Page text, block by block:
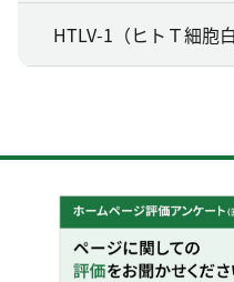
HTLV-1（ヒトＴ細胞